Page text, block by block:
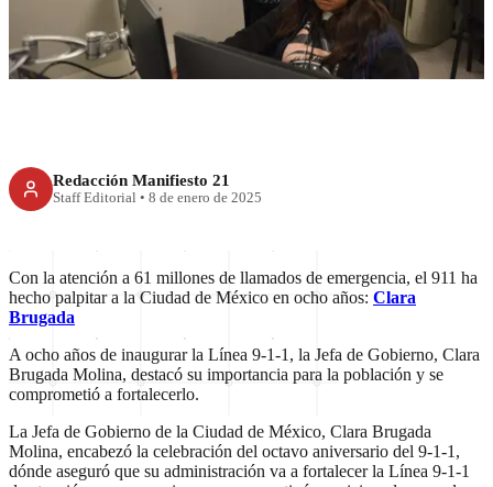
ciudadanas
Redacción Manifiesto 21
Staff Editorial • 8 de enero de 2025
Con la atención a 61 millones de llamados de emergencia, el 911 ha
hecho palpitar a la Ciudad de México en ocho años: Clara
Brugada
A ocho años de inaugurar la Línea 9-1-1, la Jefa de Gobierno, Clara
Brugada Molina, destacó su importancia para la población y se
comprometió a fortalecerlo.
La Jefa de Gobierno de la Ciudad de México, Clara Brugada
Molina, encabezó la celebración del octavo aniversario del 9-1-1,
dónde aseguró que su administración va a fortalecer la Línea 9-1-1